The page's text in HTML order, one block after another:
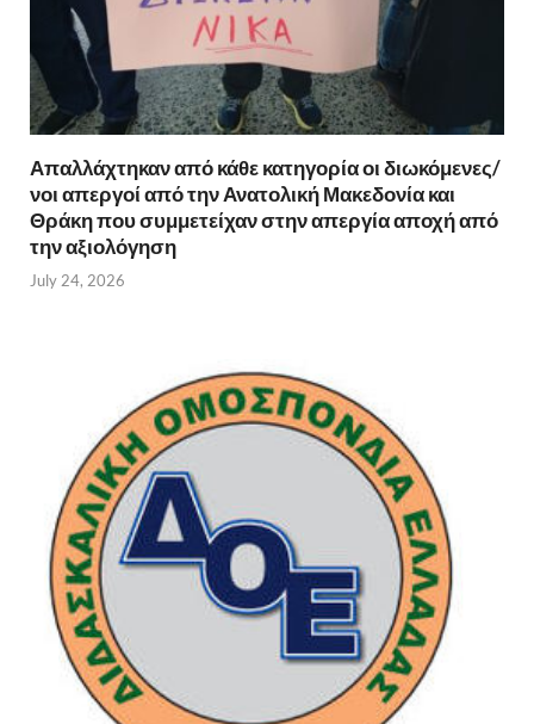
Απαλλάχτηκαν από κάθε κατηγορία οι διωκόμενες/
νοι απεργοί από την Ανατολική Μακεδονία και
Θράκη που συμμετείχαν στην απεργία αποχή από
την αξιολόγηση
July 24, 2026